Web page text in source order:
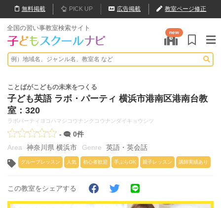
無料掲載 PICK UP 広告掲載 教室ページ修正
全国の習い事教室検索サイト
new
ことばがこどもの未来をつくる
子ども英語 ラボ・パーティ 横浜市港南区港南台教
室：320
ラボパーティヨコハマシコウナンクコウナンダイキョウシツ
-
0件
神奈川県 横浜市
英語・英会話
グループレッスン 人気 初心者歓迎 手ぶらOK 親子レッスン 講師実績あり
この教室をシェアする